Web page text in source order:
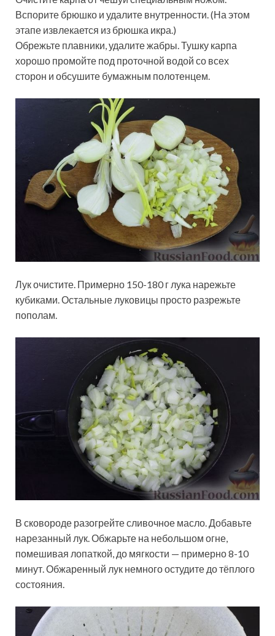
Вспорите брюшко и удалите внутренности. (На этом
этапе извлекается из брюшка икра.)
Обрежьте плавники, удалите жабры. Тушку карпа
хорошо промойте под проточной водой со всех
сторон и обсушите бумажным полотенцем.
Лук очистите. Примерно 150-180 г лука нарежьте
кубиками. Остальные луковицы просто разрежьте
пополам.
В сковороде разогрейте сливочное масло. Добавьте
нарезанный лук. Обжарьте на небольшом огне,
помешивая лопаткой, до мягкости — примерно 8-10
минут. Обжаренный лук немного остудите до тёплого
состояния.